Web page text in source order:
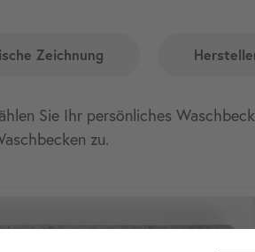
Sie Ihr persönliches
zu.
Zeichnung